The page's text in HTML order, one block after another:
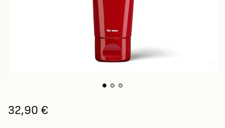
32,90 €